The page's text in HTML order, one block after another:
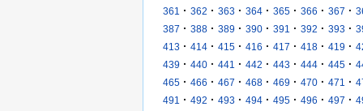
361
· 362 · 363 · 364 · 365 · 366 · 367 ·
387 · 388 · 389 · 390 · 391 · 392 · 393 ·
413 · 414 · 415 · 416 · 417 · 418 · 419 ·
439 · 440 · 441 · 442 · 443 · 444 · 445 ·
465 · 466 · 467 · 468 · 469 · 470 · 471 ·
491
· 492 · 493 · 494 · 495 · 496 · 497 ·